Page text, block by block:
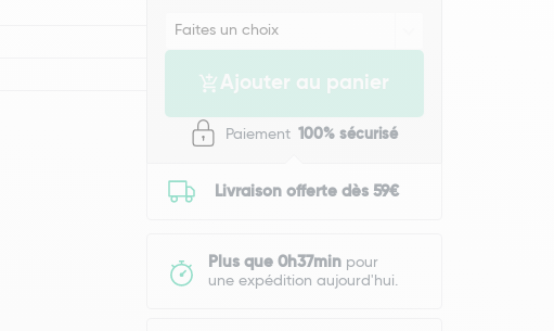
Ajouter au panier
Paiement 100% sécurisé
Livraison offerte dès 59€
Plus que 0h37minpour
une expédition aujourd'hui.